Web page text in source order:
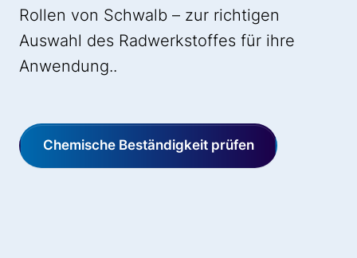
Rollen von Schwalb – zur richtigen
Auswahl des Radwerkstoffes für ihre
Anwendung..
Chemische Beständigkeit prüfen